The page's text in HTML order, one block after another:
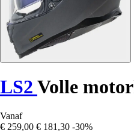
LS2 Volle
Vanaf
€ 259,00 € 181,30 -30%